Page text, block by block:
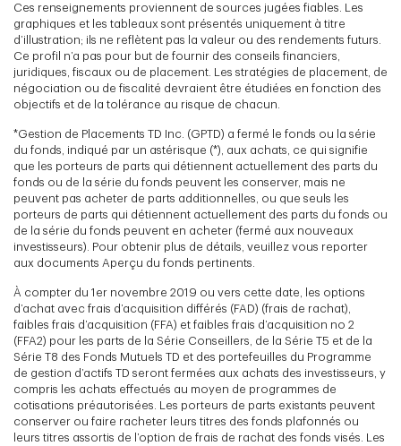
Ces renseignements proviennent de sources jugées fiables. Les
graphiques et les tableaux sont présentés uniquement à titre
d’illustration; ils ne reflètent pas la valeur ou des rendements futurs.
Ce profil n’a pas pour but de fournir des conseils financiers,
juridiques, fiscaux ou de placement. Les stratégies de placement, de
négociation ou de fiscalité devraient être étudiées en fonction des
objectifs et de la tolérance au risque de chacun.
*Gestion de Placements TD Inc. (GPTD) a fermé le fonds ou la série
du fonds, indiqué par un astérisque (*), aux achats, ce qui signifie
que les porteurs de parts qui détiennent actuellement des parts du
fonds ou de la série du fonds peuvent les conserver, mais ne
peuvent pas acheter de parts additionnelles, ou que seuls les
porteurs de parts qui détiennent actuellement des parts du fonds ou
de la série du fonds peuvent en acheter (fermé aux nouveaux
investisseurs). Pour obtenir plus de détails, veuillez vous reporter
aux documents Aperçu du fonds pertinents.
À compter du 1er novembre 2019 ou vers cette date, les options
d’achat avec frais d’acquisition différés (FAD) (frais de rachat),
faibles frais d’acquisition (FFA) et faibles frais d’acquisition no 2
(FFA2) pour les parts de la Série Conseillers, de la Série T5 et de la
Série T8 des Fonds Mutuels TD et des portefeuilles du Programme
de gestion d’actifs TD seront fermées aux achats des investisseurs, y
compris les achats effectués au moyen de programmes de
cotisations préautorisées. Les porteurs de parts existants peuvent
conserver ou faire racheter leurs titres des fonds plafonnés ou
leurs titres assortis de l’option de frais de rachat des fonds visés. Les